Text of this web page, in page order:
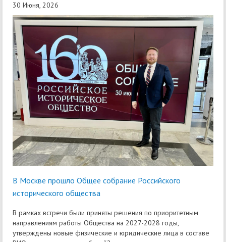
30 Июня, 2026
В Москве прошло Общее собрание Российского
исторического общества
В рамках встречи были приняты решения по приоритетным
направлениям работы Общества на 2027-2028 годы,
утверждены новые физические и юридические лица в составе